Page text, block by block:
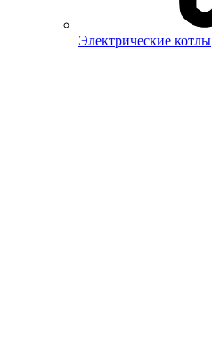
Электрические котлы